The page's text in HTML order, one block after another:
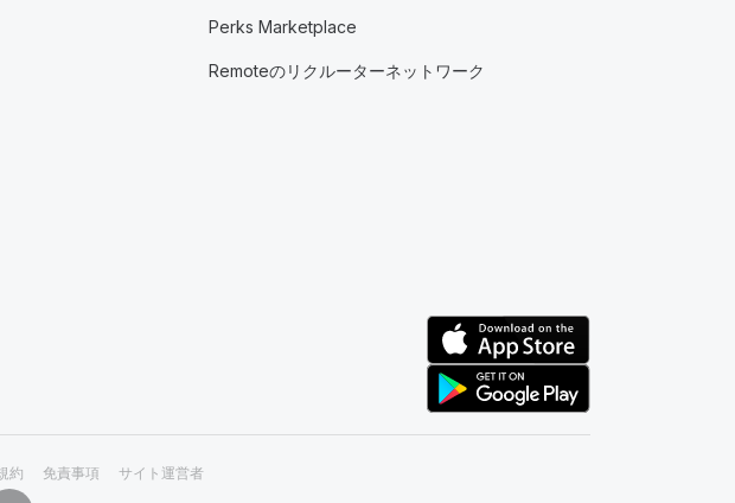
Perks Marketplace
Remoteのリクルーターネットワーク
約 免責事項 サイト運営者